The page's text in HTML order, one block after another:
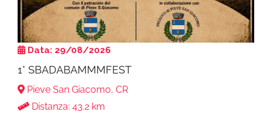
Data: 29/08/2026
1° SBADABAMMMFEST
Pieve San Giacomo, CR
Distanza: 43.2 km